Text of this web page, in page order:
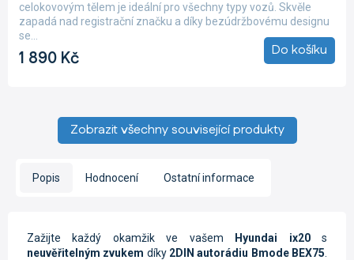
5,0
z
hvězdiček.
1 890 Kč Do košíku
celokovovým tělem je ideální pro všechny typy vozů. Skvěle
zapadá nad registrační značku a díky bezúdržbovému designu
se...
Zobrazit všechny související produkty
Popis Hodnocení Ostatní informace
Zažijte každý okamžik ve vašem Hyundai ix20s
neuvěřitelným zvukem díky 2DIN autorádiu Bmode BEX75